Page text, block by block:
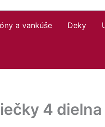
a vankúše Deky
4